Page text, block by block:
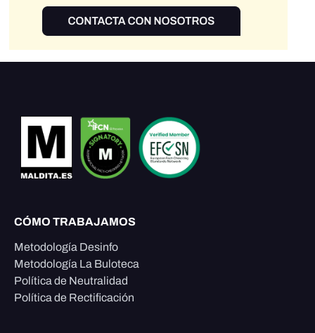
CÓMO TRABAJAMOS
Metodología Desinfo
Metodología La Buloteca
Política de Neutralidad
Política de Rectificación